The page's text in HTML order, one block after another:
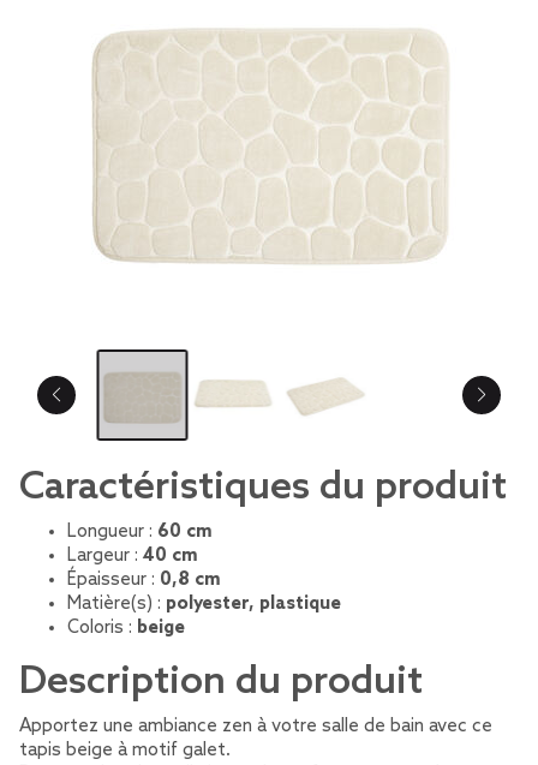
Caractéristiques du produit
Longueur : 60 cm
Largeur : 40 cm
Épaisseur : 0,8 cm
Matière(s) : polyester, plastique
Coloris : beige
Description du produit
Apportez une ambiance zen à votre salle de bain avec ce
tapis beige à motif galet.